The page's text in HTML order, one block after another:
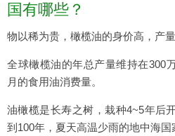
国有哪些？
物以稀为贵，橄榄油的身价高，产量
全球橄榄油的年总产量维持在300
月的食用油消费量。
油橄榄是长寿之树，栽种4~5年后
到100年，夏天高温少雨的地中海